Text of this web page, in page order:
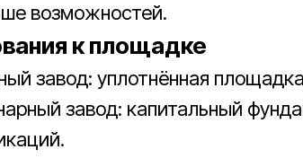
возможностей.
к площадке
завод: уплотнённая
завод: капитальный